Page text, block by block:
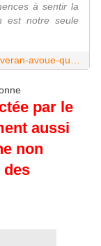
à sentir la
est notre seule
par le
aussi
non
des